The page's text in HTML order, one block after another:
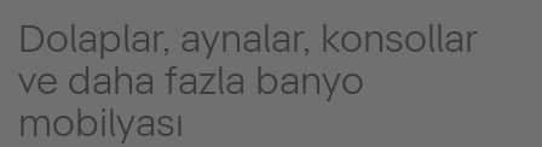
Dolaplar, aynalar, konsollar
ve daha fazla banyo
mobilyası